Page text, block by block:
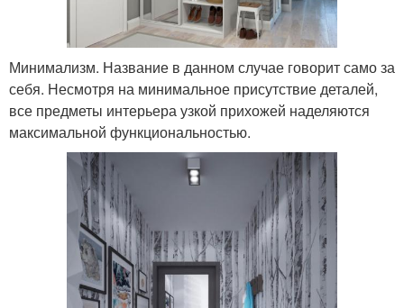
Минимализм. Название в данном случае говорит само за
себя. Несмотря на минимальное присутствие деталей,
все предметы интерьера узкой прихожей наделяются
максимальной функциональностью.